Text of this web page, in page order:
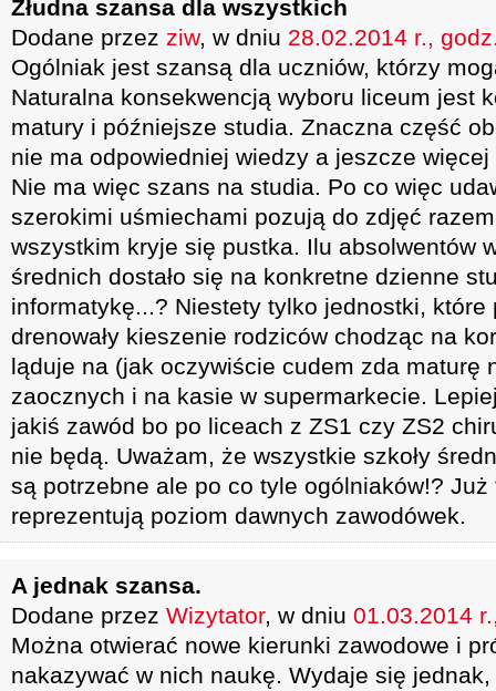
Złudna szansa dla wszystkich
Dodane przez ziw, w dniu 28.02.2014 r.,
Ogólniak jest szansą dla uczniów, którzy
Naturalna konsekwencją wyboru liceum jest
matury i późniejsze studia. Znaczna część
nie ma odpowiedniej wiedzy a jeszcze
Nie ma więc szans na studia. Po co więc
szerokimi uśmiechami pozują do zdjęć
wszystkim kryje się pustka. Ilu absolwentów
średnich dostało się na konkretne dzienne
informatykę...? Niestety tylko jednostki, które
drenowały kieszenie rodziców chodząc na
ląduje na (jak oczywiście cudem zda maturę
zaocznych i na kasie w supermarkecie.
jakiś zawód bo po liceach z ZS1 czy ZS2
nie będą. Uważam, że wszystkie szkoły
są potrzebne ale po co tyle ogólniaków!?
reprezentują poziom dawnych zawodówek.
A jednak szansa.
Dodane przez Wizytator, w dniu 01.03.2014
Można otwierać nowe kierunki zawodowe i
nakazywać w nich naukę. Wydaje się